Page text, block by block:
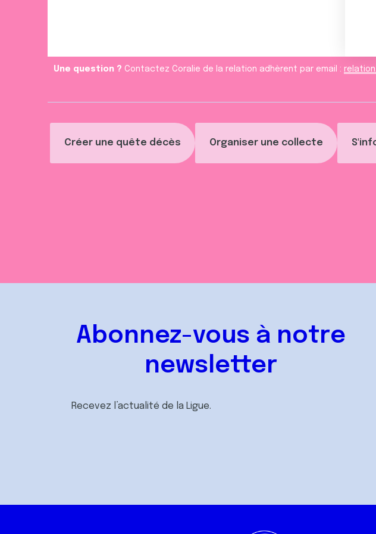
Créer une quête décès Organiser une collecte
Une question ? Contactez Coralie de la relation adhèrent par email :
Abonnez-vous à notre
newsletter
Recevez l’actualité de la Ligue.